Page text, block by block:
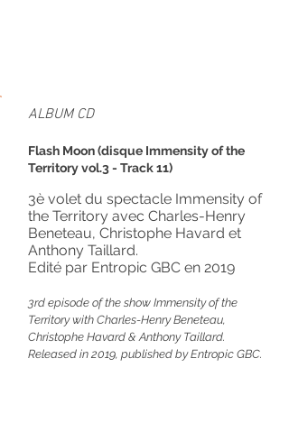
ALBUM CD
Flash Moon (disque Immensity of the
Territory vol.3 - Track 11)
3è volet du spectacle Immensity of
the Territory avec Charles-Henry
Beneteau, Christophe Havard et
Anthony Taillard.
Edité par Entropic GBC en 2019
3rd episode of the show Immensity of the
Territory with Charles-Henry Beneteau,
Christophe Havard & Anthony Taillard.
Released in 2019, published by Entropic GBC.